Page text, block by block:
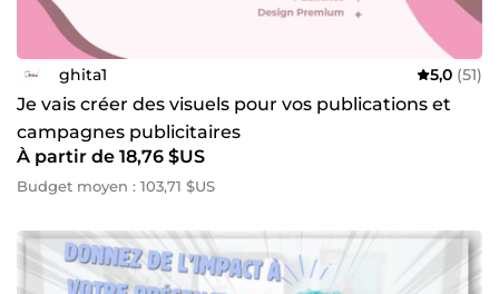
ghita1 5,0 (51)
Je vais créer des visuels pour vos publications et
campagnes publicitaires
À partir de 18,76 $US
Budget moyen : 103,71 $US